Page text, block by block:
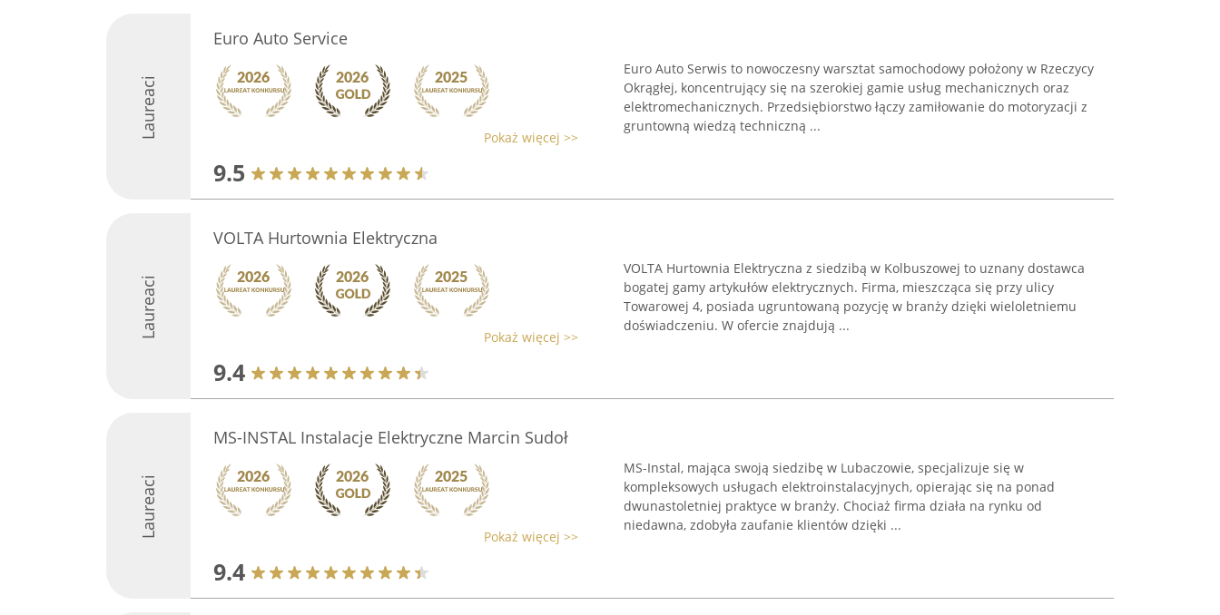
Laureaci
Euro Auto Service
Pokaż więcej >>
9.5
Euro Auto Serwis to nowoczesny warsztat samochodowy położony w Rzeczycy
Okrągłej, koncentrujący się na szerokiej gamie usług mechanicznych oraz
elektromechanicznych. Przedsiębiorstwo łączy zamiłowanie do motoryzacji z
gruntowną wiedzą techniczną ...
Laureaci
VOLTA Hurtownia Elektryczna
Pokaż więcej >>
9.4
VOLTA Hurtownia Elektryczna z siedzibą w Kolbuszowej to uznany dostawca
bogatej gamy artykułów elektrycznych. Firma, mieszcząca się przy ulicy
Towarowej 4, posiada ugruntowaną pozycję w branży dzięki wieloletniemu
doświadczeniu. W ofercie znajdują ...
Laureaci
MS-INSTAL Instalacje Elektryczne Marcin Sudoł
Pokaż więcej >>
9.4
MS-Instal, mająca swoją siedzibę w Lubaczowie, specjalizuje się w
kompleksowych usługach elektroinstalacyjnych, opierając się na ponad
dwunastoletniej praktyce w branży. Chociaż firma działa na rynku od
niedawna, zdobyła zaufanie klientów dzięki ...